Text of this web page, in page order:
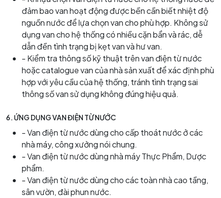
đảm bao van hoạt động được bền cần biết nhiệt độ
nguồn nước để lựa chọn van cho phù hợp. Không sử
dụng van cho hệ thống có nhiều cặn bẩn và rác, dễ
dẫn đền tình trạng bị kẹt van và hư van.
- Kiểm tra thông số kỹ thuật trên van điện từ nước
hoặc catalogue van của nhà sản xuất để xác định phù
hợp với yêu cầu của hệ thống, tránh tình trạng sai
thông số van sử dụng không đúng hiệu quả.
6. ỨNG DỤNG VAN ĐIỆN TỪ NƯỚC
- Van điện từ nước dùng cho cấp thoát nước ở các
nhà máy, công xưởng nói chung.
- Van điện từ nước dùng nhà máy Thực Phẩm, Dược
phẩm.
- Van điện từ nước dùng cho các toàn nhà cao tầng,
sân vườn, đài phun nước.